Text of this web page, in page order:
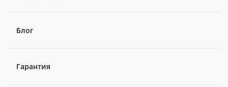
Блог
Гарантия